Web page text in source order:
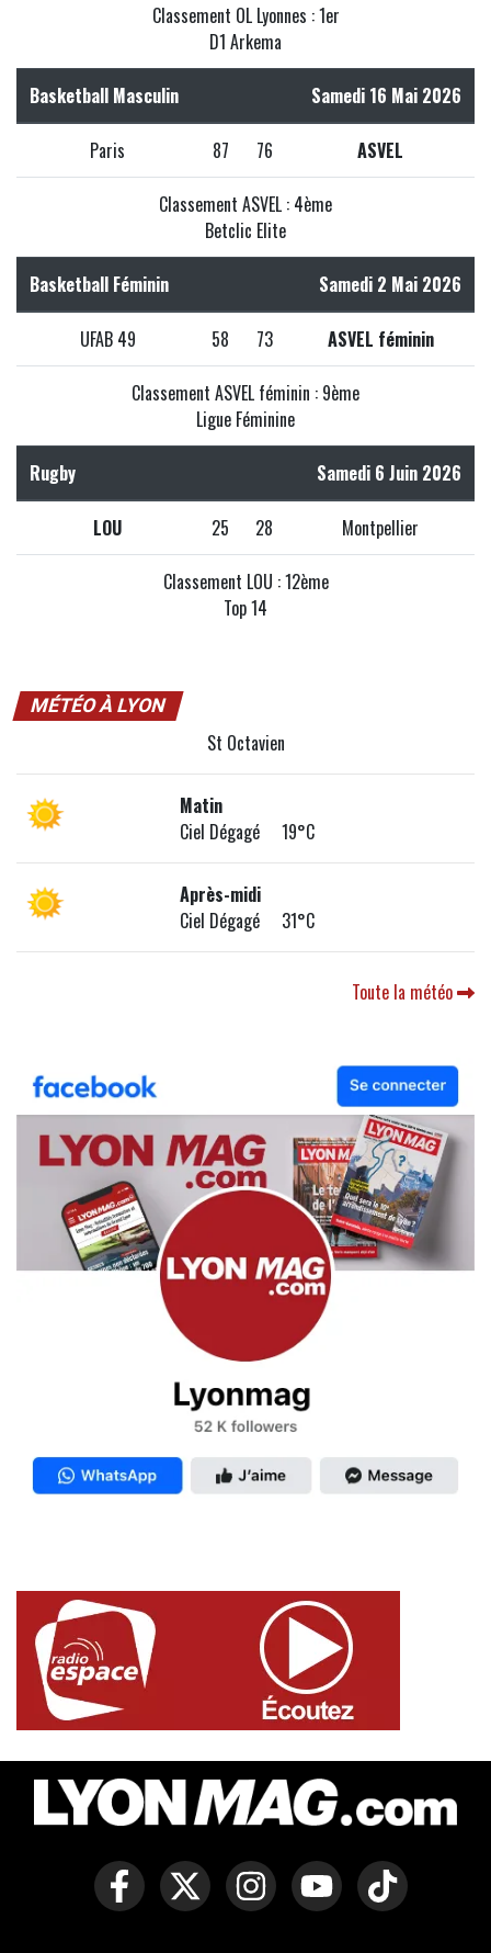
Classement OL Lyonnes : 1er
D1 Arkema
Basketball Masculin Samedi 16 Mai 2026
Paris 87 76 ASVEL
Classement ASVEL : 4ème
Betclic Elite
Basketball Féminin Samedi 2 Mai 2026
UFAB 49 58 73 ASVEL féminin
Classement ASVEL féminin : 9ème
Ligue Féminine
Rugby Samedi 6 Juin 2026
LOU 25 28 Montpellier
Classement LOU : 12ème
Top 14
MÉTÉO À LYON
St Octavien
Matin
Ciel Dégagé 19°C
Après-midi
Ciel Dégagé 31°C
Toute la météo